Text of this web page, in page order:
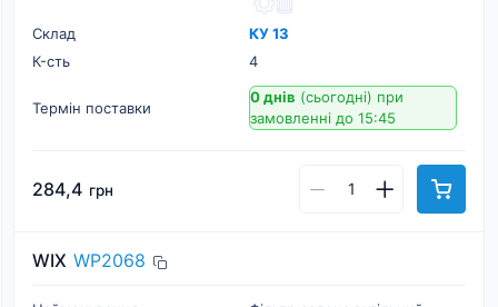
Склад
КУ 13
К-cть
4
Термін поставки
0 днів (сьогодні) при
замовленні до 15:45
284,4 грн
WIX WP2068